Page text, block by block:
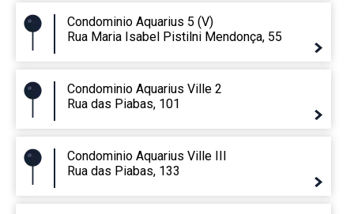
Condominio Aquarius 5 (V)
Rua Maria Isabel Pistilni Mendonça, 55
Condominio Aquarius Ville 2
Rua das Piabas, 101
Condominio Aquarius Ville III
Rua das Piabas, 133